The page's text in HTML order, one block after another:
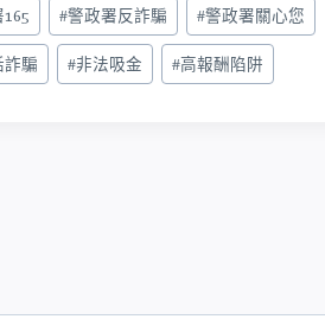
#警政署反詐騙 #警政署關心您
詐騙 #非法吸金 #高報酬陷阱